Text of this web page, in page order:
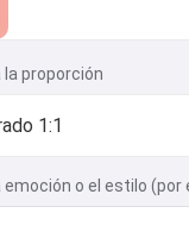
la proporción
emoción o el estilo